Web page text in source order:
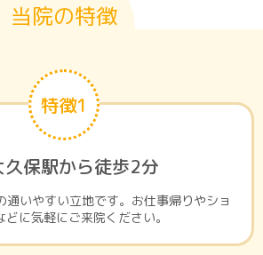
当院の特徴
特徴1
久保駅から徒歩2分
通いやすい立地です。お仕事帰りやショ
に気軽にご来院ください。